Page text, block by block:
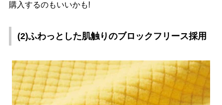
購入するのもいいかも!
(2)ふわっとした肌触りのブロックフリース採用